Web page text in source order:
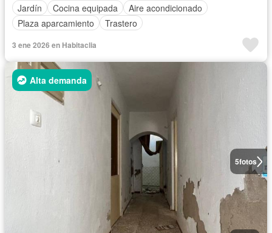
Jardín
Cocina equipada
Aire acondicionado
Plaza aparcamiento
Trastero
3 ene 2026 en Habitaclia
5fotos
Alta demanda